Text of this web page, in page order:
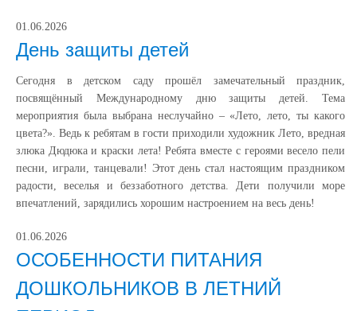
01.06.2026
День защиты детей
Сегодня в детском саду прошёл замечательный праздник,
посвящённый Международному дню защиты детей. Тема
мероприятия была выбрана неслучайно – «Лето, лето, ты какого
цвета?». Ведь к ребятам в гости приходили художник Лето, вредная
злюка Дюдюка и краски лета! Ребята вместе с героями весело пели
песни, играли, танцевали! Этот день стал настоящим праздником
радости, веселья и беззаботного детства. Дети получили море
впечатлений, зарядились хорошим настроением на весь день!
01.06.2026
ОСОБЕННОСТИ ПИТАНИЯ
ДОШКОЛЬНИКОВ В ЛЕТНИЙ